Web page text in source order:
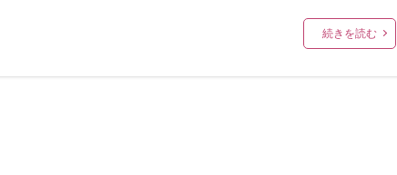
続きを読む